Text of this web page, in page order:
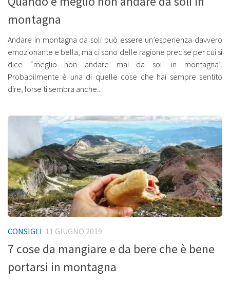
montagna
Andare in montagna da soli può essere un’esperienza davvero
emozionante e bella, ma ci sono delle ragione precise per cui si
dice “meglio non andare mai da soli in montagna”.
Probabilmente è una di quelle cose che hai sempre sentito
dire, forse ti sembra anche...
CONSIGLI 11 GIUGNO 2019
7 cose da mangiare e da bere che è bene
portarsi in montagna